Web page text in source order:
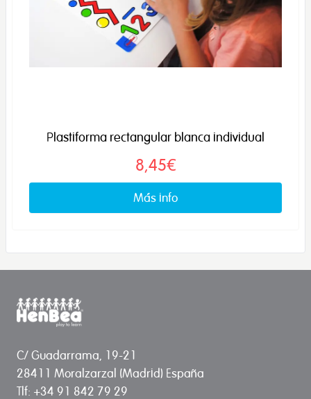
Plastiforma rectangular blanca individual
8,45€
Más info
C/ Guadarrama, 19-21
28411 Moralzarzal (Madrid) España
Tlf: +34 91 842 79 29